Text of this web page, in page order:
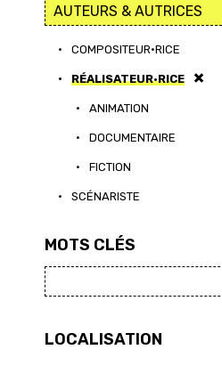
• COMPOSITEUR·RICE
• RÉALISATEUR·RICE
• ANIMATION
• DOCUMENTAIRE
• FICTION
• SCÉNARISTE
MOTS CLÉS
LOCALISATION